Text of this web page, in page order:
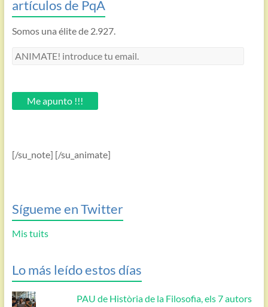
artículos de PqA
Somos una élite de 2.927.
ANIMATE!
email.Me apunto !!!
[/su_note] [/su_animate]
Sígueme en Twitter
Mis tuits
Lo más leído estos días
PAU de Història de la Filosofia, els 7 autors